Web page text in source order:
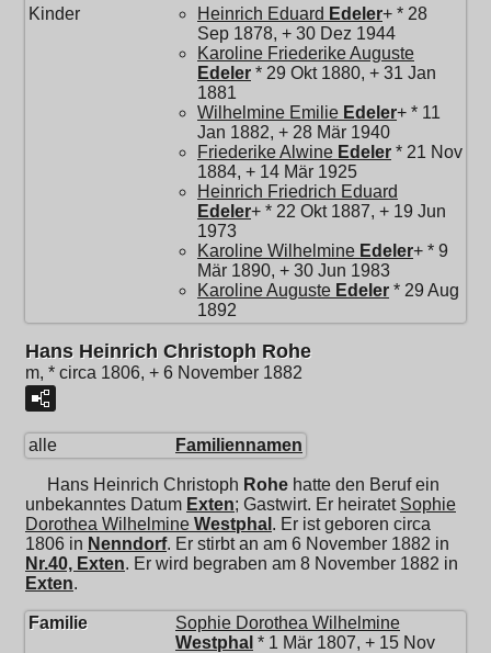
Kinder
Heinrich Eduard Edeler+ * 28
Sep 1878, + 30 Dez 1944
Karoline Friederike Auguste
Edeler * 29 Okt 1880, + 31 Jan
1881
Wilhelmine Emilie Edeler+ * 11
Jan 1882, + 28 Mär 1940
Friederike Alwine Edeler * 21 Nov
1884, + 14 Mär 1925
Heinrich Friedrich Eduard
Edeler+ * 22 Okt 1887, + 19 Jun
1973
Karoline Wilhelmine Edeler+ * 9
Mär 1890, + 30 Jun 1983
Karoline Auguste Edeler * 29 Aug
1892
Hans Heinrich Christoph Rohe
m, * circa 1806, + 6 November 1882
alle Familiennamen
Hans Heinrich Christoph Rohe hatte den Beruf ein
unbekanntes Datum Exten; Gastwirt. Er heiratet Sophie
Dorothea Wilhelmine Westphal . Er ist geboren circa
1806 in Nenndorf. Er stirbt an am 6 November 1882 in
Nr.40, Exten. Er wird begraben am 8 November 1882 in
Exten.
Familie
Sophie Dorothea Wilhelmine
Westphal * 1 Mär 1807, + 15 Nov